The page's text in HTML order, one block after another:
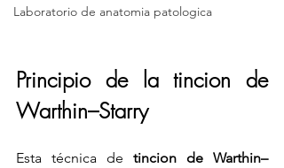
Laboratorio de anatomia patologica
Principio de la tincion de
Warthin–Starry
Esta técnica de tincion de Warthin–